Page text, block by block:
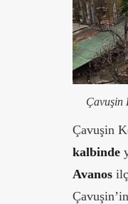
Çavuşin
Çavuşin
kalbinde
Avanos